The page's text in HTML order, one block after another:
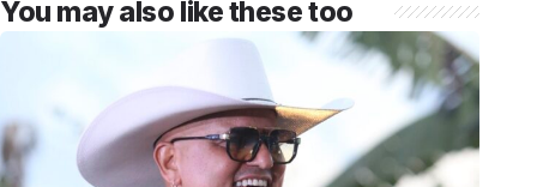
You may also like these too